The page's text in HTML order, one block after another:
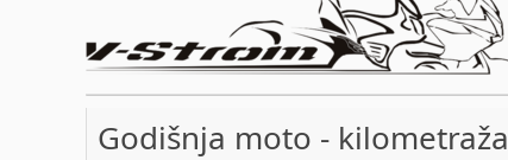
Godišnja moto - kilometraža